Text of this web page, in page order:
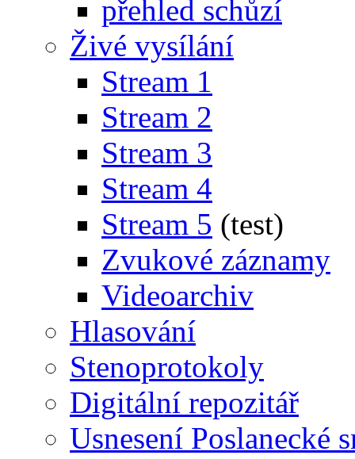
přehled schůzí
Živé vysílání
Stream 1
Stream 2
Stream 3
Stream 4
Stream 5 (test)
Zvukové záznamy
Videoarchiv
Hlasování
Stenoprotokoly
Digitální repozitář
Usnesení Poslanecké